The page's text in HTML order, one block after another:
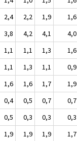
2,4 2,2 1,9 1,6
3,8 4,2 4,1 4,0
1,1 1,1 1,3 1,6
1,1 1,3 1,1 0,9
1,6 1,6 1,7 1,9
0,4 0,5 0,7 0,7
0,5 0,3 0,3 0,3
1,9 1,9 1,9 1,7